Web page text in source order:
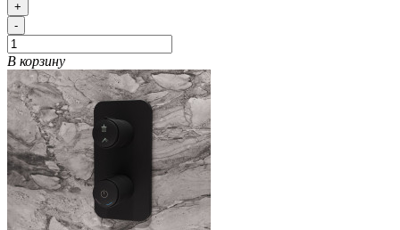
+
-
В корзину